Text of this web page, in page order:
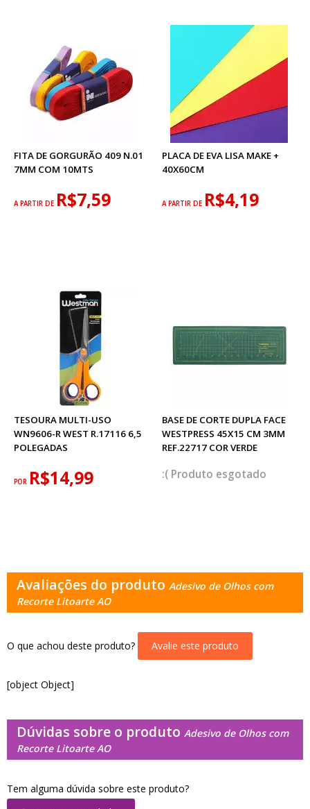
FITA DE GORGURÃO 409 N.01
7MM COM 10MTS
A PARTIR DE R$7,59
PLACA DE EVA LISA MAKE +
40X60CM
A PARTIR DE R$4,19
TESOURA MULTI-USO
WN9606-R WEST R.17116 6,5
POLEGADAS
POR R$14,99
BASE DE CORTE DUPLA FACE
WESTPRESS 45X15 CM 3MM
REF.22717 COR VERDE
esgotado
Avaliações do produto Adesivo de Olhos com
Recorte Litoarte AO
O que achou deste produto? Avalie este produto
[object Object]
Dúvidas sobre o produto Adesivo de Olhos com
Recorte Litoarte AO
Tem alguma dúvida sobre este produto?